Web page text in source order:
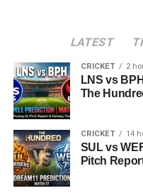
LATEST
CRICKET 2
LNS vs
The
CRICKET 14
SUL vs
Pitch